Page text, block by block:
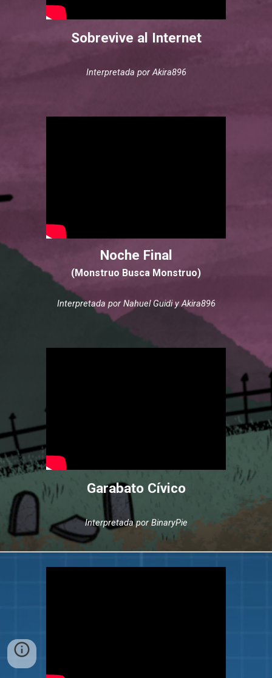
Sobrevive al Internet
Interpretada porAkira896
Noche Final
(Monstruo Busca Monstruo)
Interpretada porNahuel Guidi y Akira896
Garabato Cívico
Interpretada por BinaryPie